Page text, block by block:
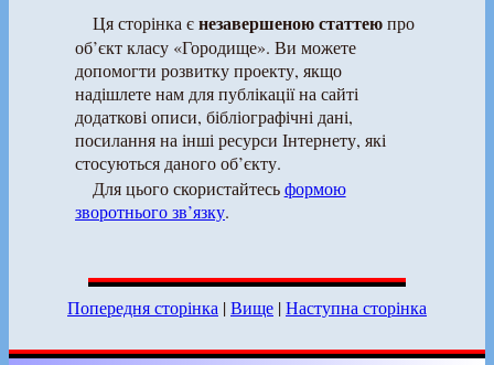
Ця сторінка єнезавершеною статтеюпро
об’єкт класу «Городище». Ви можете
допомогти розвитку проекту, якщо
надішлете нам для публікації на сайті
додаткові описи, бібліографічні дані,
посилання на інші ресурси Інтернету, які
стосуються даного об’єкту.
Для цього скористайтесьформою
зворотнього зв’язку.
Попередня сторінка |Вище |Наступна сторінка